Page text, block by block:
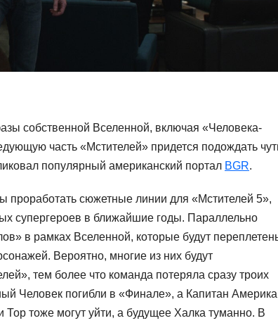
собственной Вселенной, включая «Человека-
часть «Мстителей» придется подождать
популярный американский портал BGR.
проработать сюжетные линии для «Мстителей 5»,
супергероев в ближайшие годы. Параллельно
в рамках Вселенной, которые будут
Вероятно, многие из них будут
тем более что команда потеряла сразу троих
Человек погибли в «Финале», а Капитан Америка
тоже могут уйти, а будущее Халка туманно. В